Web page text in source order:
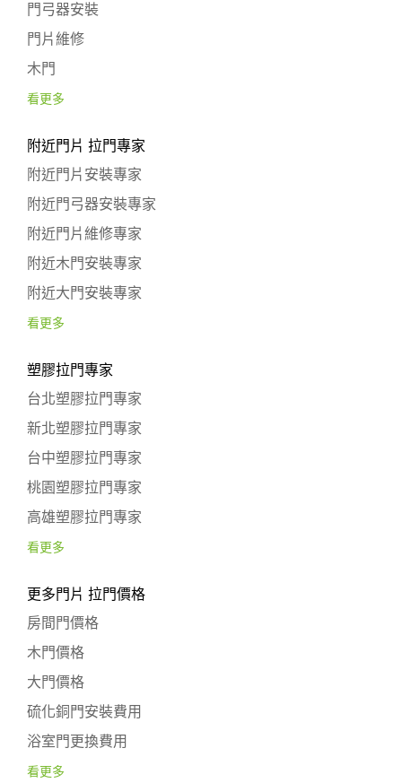
門弓器安裝
門片維修
木門
看更多
附近門片 拉門專家
附近門片安裝專家
附近門弓器安裝專家
附近門片維修專家
附近木門安裝專家
附近大門安裝專家
看更多
塑膠拉門專家
台北塑膠拉門專家
新北塑膠拉門專家
台中塑膠拉門專家
桃園塑膠拉門專家
高雄塑膠拉門專家
看更多
更多門片 拉門價格
房間門價格
木門價格
大門價格
硫化銅門安裝費用
浴室門更換費用
看更多